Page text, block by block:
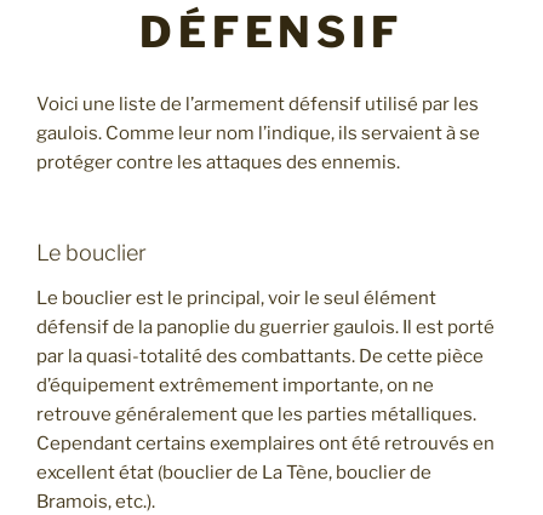
DÉFENSIF
Voici une liste de l’armement défensif utilisé par les
gaulois. Comme leur nom l’indique, ils servaient à se
protéger contre les attaques des ennemis.
Le bouclier
Le bouclier est le principal, voir le seul élément
défensif de la panoplie du guerrier gaulois. Il est porté
par la quasi-totalité des combattants. De cette pièce
d’équipement extrêmement importante, on ne
retrouve généralement que les parties métalliques.
Cependant certains exemplaires ont été retrouvés en
excellent état (bouclier de La Tène, bouclier de
Bramois, etc.).